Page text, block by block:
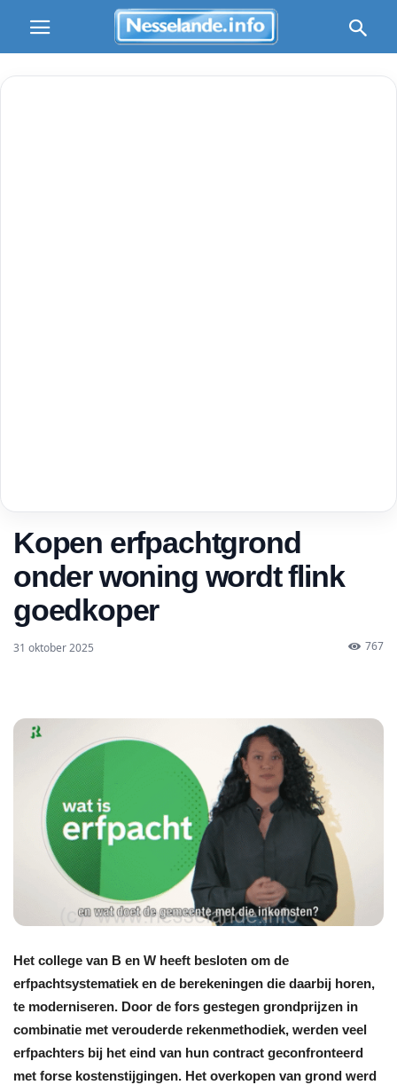
Kopen erfpachtgrond
onder woning wordt flink
goedkoper
31 oktober 2025 767
Het college van B en W heeft besloten om de
erfpachtsystematiek en de berekeningen die daarbij horen,
te moderniseren. Door de fors gestegen grondprijzen in
combinatie met verouderde rekenmethodiek, werden veel
erfpachters bij het eind van hun contract geconfronteerd
met forse kostenstijgingen. Het overkopen van grond werd